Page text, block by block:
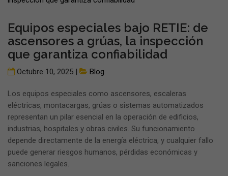
Equipos especiales bajo RETIE: de
ascensores a grúas, la inspección
que garantiza confiabilidad
Octubre 10, 2025 | Blog
Los equipos especiales como ascensores, escaleras
eléctricas, montacargas, grúas o sistemas automatizados
representan un pilar esencial en la operación de edificios,
industrias, hospitales y obras civiles. Su funcionamiento
depende directamente de la energía eléctrica, y cualquier fallo
puede generar riesgos humanos, pérdidas económicas y
sanciones legales.